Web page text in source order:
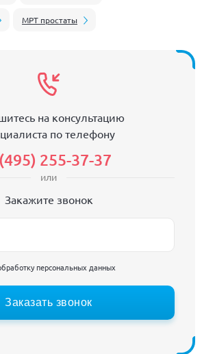
МРТ простаты
на консультацию
по телефону
255-37-37
или
Закажите звонок
персональных данных
Заказать звонок